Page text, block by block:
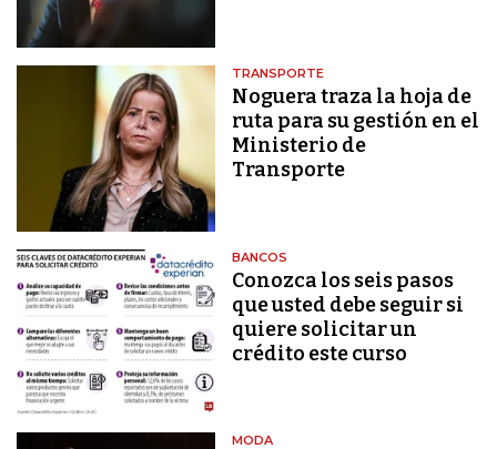
TRANSPORTE
Noguera traza la hoja de
ruta para su gestión en el
Ministerio de
Transporte
BANCOS
Conozca los seis pasos
que usted debe seguir si
quiere solicitar un
crédito este curso
MODA